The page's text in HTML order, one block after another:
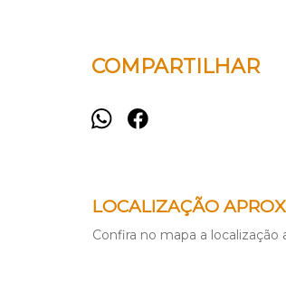
COMPARTILHAR
LOCALIZAÇÃO
Confira no mapa a